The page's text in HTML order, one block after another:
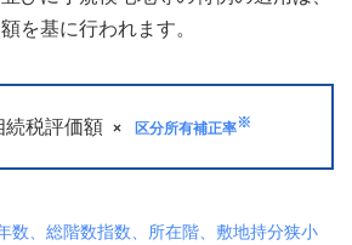
を基に行われます。
続税評価額 × 区分所有補正率※
数、総階数指数、所在階、敷地持分狭小